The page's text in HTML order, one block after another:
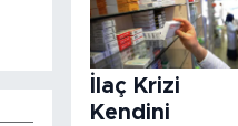
İlaç Krizi
Kendini